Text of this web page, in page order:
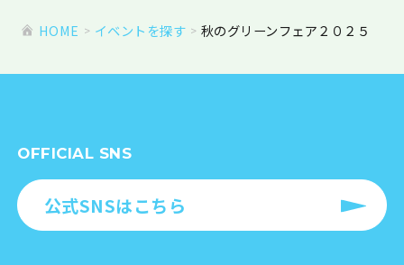
HOME イベントを探す 秋のグリーンフェア２０２５
OFFICIAL SNS
公式SNSはこちら